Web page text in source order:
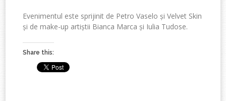
Evenimentul este sprijinit de Petro Vaselo și Velvet Skin
și de make-up artiștii Bianca Marca și Iulia Tudose.
Share this: